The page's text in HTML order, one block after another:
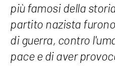
più famosi della
partito nazista
di guerra, contro
pace e di aver